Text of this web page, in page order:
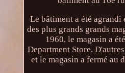
Le bâtiment a été agrandi
des plus grands grands
1960, le magasin a
Department Store.
et le magasin a fermé au